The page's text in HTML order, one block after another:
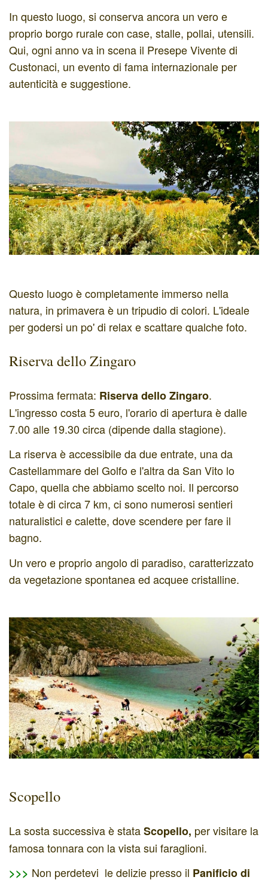
In questo luogo, si conserva ancora un vero e
proprio borgo rurale con case, stalle, pollai, utensili.
Qui, ogni anno va in scena il Presepe Vivente di
Custonaci, un evento di fama internazionale per
autenticità e suggestione.
Questo luogo è completamente immerso nella
natura, in primavera è un tripudio di colori. L'ideale
per godersi un po' di relax e scattare qualche foto.
Riserva dello Zingaro
Prossima fermata: Riserva dello Zingaro.
L'ingresso costa 5 euro, l'orario di apertura è dalle
7.00 alle 19.30 circa (dipende dalla stagione).
La riserva è accessibile da due entrate, una da
Castellammare del Golfo e l'altra da San Vito lo
Capo, quella che abbiamo scelto noi. Il percorso
totale è di circa 7 km, ci sono numerosi sentieri
naturalistici e calette, dove scendere per fare il
bagno.
Un vero e proprio angolo di paradiso, caratterizzato
da vegetazione spontanea ed acquee cristalline.
Scopello
La sosta successiva è stataScopello, per visitare la
famosa tonnara con la vista sui faraglioni.
>>> Non perdetevi le delizie presso il Panificio di